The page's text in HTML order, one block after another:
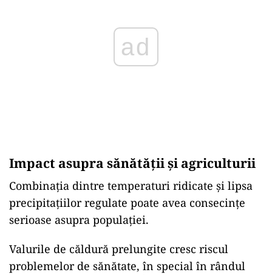
ad
Impact asupra sănătății și agriculturii
Combinația dintre temperaturi ridicate și lipsa
precipitațiilor regulate poate avea consecințe
serioase asupra populației.
Valurile de căldură prelungite cresc riscul
problemelor de sănătate, în special în rândul